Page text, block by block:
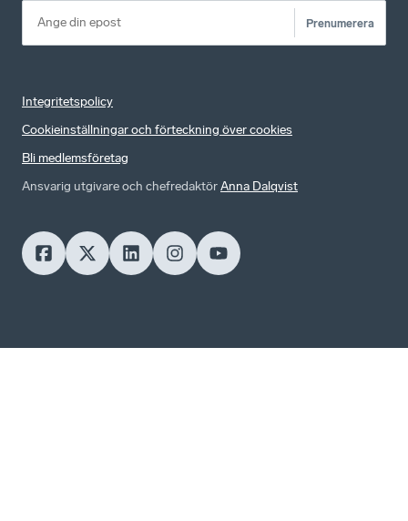
Prenumerera
Integritetspolicy
Cookieinställningar och förteckning över cookies
Bli medlemsföretag
Ansvarig utgivare och chefredaktörAnna Dalqvist